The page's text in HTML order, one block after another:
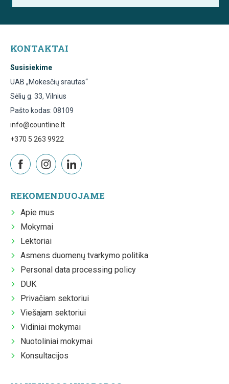
KONTAKTAI
Susisiekime
UAB „Mokesčių srautas“
Sėlių g. 33, Vilnius
Pašto kodas: 08109
info@countline.lt
+370 5 263 9922
REKOMENDUOJAME
Apie mus
Mokymai
Lektoriai
Asmens duomenų tvarkymo politika
Personal data processing policy
DUK
Privačiam sektoriui
Viešajam sektoriui
Vidiniai mokymai
Nuotoliniai mokymai
Konsultacijos